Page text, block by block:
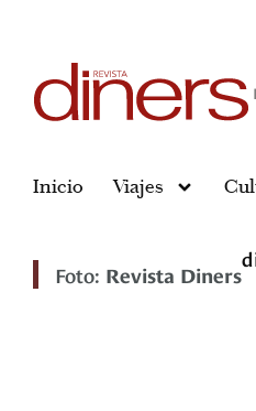
Inicio Viajes
Foto: Revista Diners